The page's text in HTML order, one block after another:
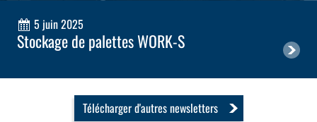
5 juin 2025
Stockage de palettes WORK-S
Télécharger d'autres newsletters